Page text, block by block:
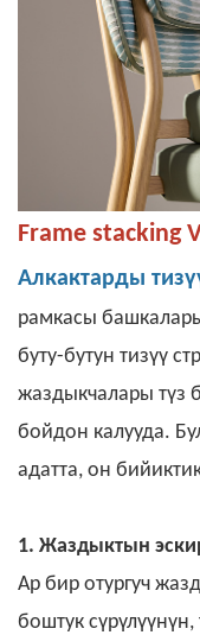
Frame stacking
Алкактарды
рамкасы
буту-бутун тизүү
жаздыкчалары түз
бойдон калууда.
адатта, он
1. Жаздыктын
Ар бир отургуч
боштук